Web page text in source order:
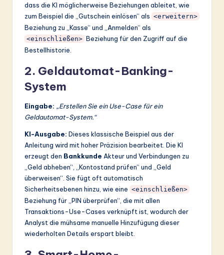
dass die KI möglicherweise Beziehungen ableitet, wie
zum Beispiel die „Gutschein einlösen“ als <erweitern>
Beziehung zu „Kasse“ und „Anmelden“ als
<einschließen> Beziehung für den Zugriff auf die
Bestellhistorie.
2. Geldautomat-Banking-
System
Eingabe: „Erstellen Sie ein Use-Case für ein
Geldautomat-System.“
KI-Ausgabe: Dieses klassische Beispiel aus der
Anleitung wird mit hoher Präzision bearbeitet. Die KI
erzeugt den Bankkunde Akteur und Verbindungen zu
„Geld abheben“, „Kontostand prüfen“ und „Geld
überweisen“. Sie fügt oft automatisch
Sicherheitsebenen hinzu, wie eine <einschließen>
Beziehung für „PIN überprüfen“, die mit allen
Transaktions-Use-Cases verknüpft ist, wodurch der
Analyst die mühsame manuelle Hinzufügung dieser
wiederholten Details erspart bleibt.